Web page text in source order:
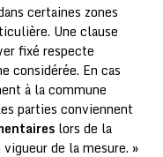
certaines zones
Une clause
fixé respecte
considérée. En cas
à la commune
parties conviennent
lors de la
de la mesure. »